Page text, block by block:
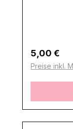
Regulärer
5,00 €
Preise inkl.